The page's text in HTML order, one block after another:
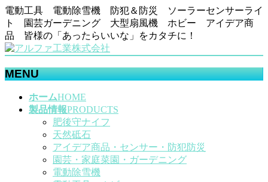
電動工具 電動除雪機 防犯＆防災 ソーラーセンサーライ
ト 園芸ガーデニング 大型扇風機 ホビー アイデア商
品 皆様の「あったらいいな」をカタチに！
MENU
ホームHOME
製品情報PRODUCTS
肥後守ナイフ
天然砥石
アイデア商品・センサー・防犯防災
園芸・家庭菜園・ガーデニング
電動除雪機